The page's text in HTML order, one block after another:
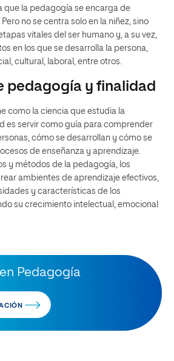
que la pedagogía se encarga de
no se centra solo en la niñez, sino
vitales del ser humano y, a su vez,
en los que se desarrolla la persona,
cultural, laboral, entre otros.
pedagogía y finalidad
como la ciencia que estudia la
es servir como guía para comprender
cómo se desarrollan y cómo se
de enseñanza y aprendizaje.
y métodos de la pedagogía, los
ambientes de aprendizaje efectivos,
y características de los
su crecimiento intelectual, emocional
Pedagogía